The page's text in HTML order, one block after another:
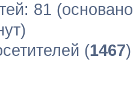
81
(1467